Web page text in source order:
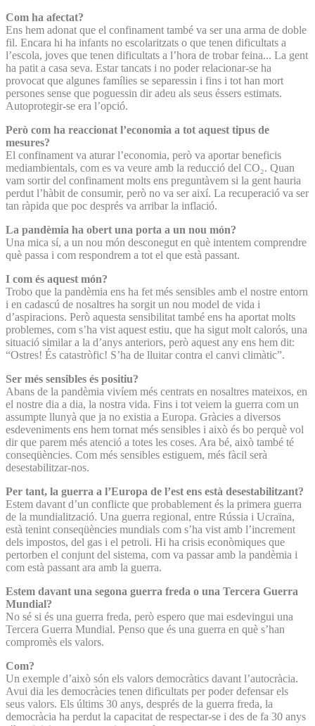
Com ha afectat?
Ens hem adonat que el confinament també va ser una arma de doble
fil. Encara hi ha infants no escolaritzats o que tenen dificultats a
l’escola, joves que tenen dificultats a l’hora de trobar feina... La gent
ha patit a casa seva. Estar tancats i no poder relacionar-se ha
provocat que algunes famílies se separessin i fins i tot han mort
persones sense que poguessin dir adeu als seus éssers estimats.
Autoprotegir-se era l’opció.
Però com ha reaccionat l’economia a tot aquest tipus de
mesures?
El confinament va aturar l’economia, però va aportar beneficis
mediambientals, com es va veure amb la reducció del CO₂. Quan
vam sortir del confinament molts ens preguntàvem si la gent hauria
perdut l’hàbit de consumir, però no va ser així. La recuperació va ser
tan ràpida que poc després va arribar la inflació.
La pandèmia ha obert una porta a un nou món?
Una mica sí, a un nou món desconegut en què intentem comprendre
què passa i com respondrem a tot el que està passant.
I com és aquest món?
Trobo que la pandèmia ens ha fet més sensibles amb el nostre entorn
i en cadascú de nosaltres ha sorgit un nou model de vida i
d’aspiracions. Però aquesta sensibilitat també ens ha aportat molts
problemes, com s’ha vist aquest estiu, que ha sigut molt calorós, una
situació similar a la d’anys anteriors, però aquest any ens hem dit:
“Ostres! És catastròfic! S’ha de lluitar contra el canvi climàtic”.
Ser més sensibles és positiu?
Abans de la pandèmia vivíem més centrats en nosaltres mateixos, en
el nostre dia a dia, la nostra vida. Fins i tot veiem la guerra com un
assumpte llunyà que ja no existia a Europa. Gràcies a diversos
esdeveniments ens hem tornat més sensibles i això és bo perquè vol
dir que parem més atenció a totes les coses. Ara bé, això també té
conseqüències. Com més sensibles estiguem, més fàcil serà
desestabilitzar-nos.
Per tant, la guerra a l’Europa de l’est ens està desestabilitzant?
Estem davant d’un conflicte que probablement és la primera guerra
de la mundialització. Una guerra regional, entre Rússia i Ucraïna,
està tenint conseqüències mundials com s’ha vist amb l’increment
dels impostos, del gas i el petroli. Hi ha crisis econòmiques que
pertorben el conjunt del sistema, com va passar amb la pandèmia i
com està passant ara amb la guerra.
Estem davant una segona guerra freda o una Tercera Guerra
Mundial?
No sé si és una guerra freda, però espero que mai esdevingui una
Tercera Guerra Mundial. Penso que és una guerra en què s’han
compromès els valors.
Com?
Un exemple d’això són els valors democràtics davant l’autocràcia.
Avui dia les democràcies tenen dificultats per poder defensar els
seus valors. Els últims 30 anys, després de la guerra freda, la
democràcia ha perdut la capacitat de respectar-se i des de fa 30 anys